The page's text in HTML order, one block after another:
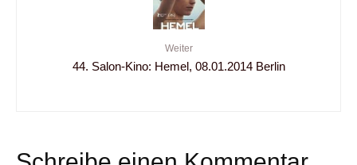
Weiter
44. Salon-Kino: Hemel, 08.01.2014 Berlin